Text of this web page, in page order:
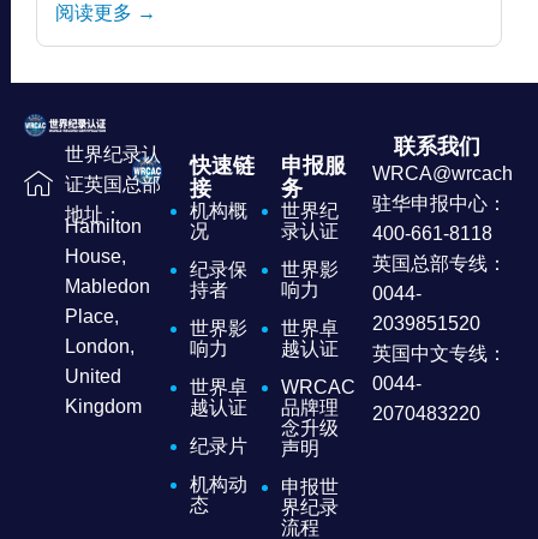
阅读更多 →
世界纪录认
证英国总部
地址：
Hamilton
House,
Mabledon
Place,
London,
United
Kingdom
快速链
接
机构概
况
纪录保
持者
世界影
响力
世界卓
越认证
纪录片
机构动
态
申报服
务
世界纪
录认证
世界影
响力
世界卓
越认证
WRCAC
品牌理
念升级
声明
申报世
界纪录
流程
联系我们
驻华申报中心：
400-661-8118
英国总部专线：
0044-
2039851520
英国中文专线：
0044-
2070483220